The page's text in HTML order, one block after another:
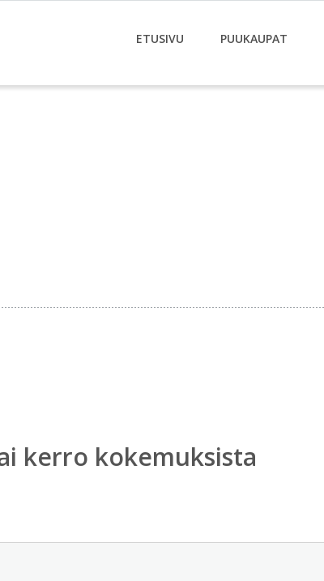
ETUSIVU PUUKAUPAT
kerro kokemuksista